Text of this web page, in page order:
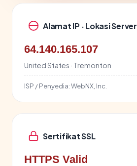
Alamat IP · Lokasi Server
64.140.165.107
United States · Tremonton
ISP / Penyedia:WebNX, Inc.
Sertifikat SSL
HTTPS Valid